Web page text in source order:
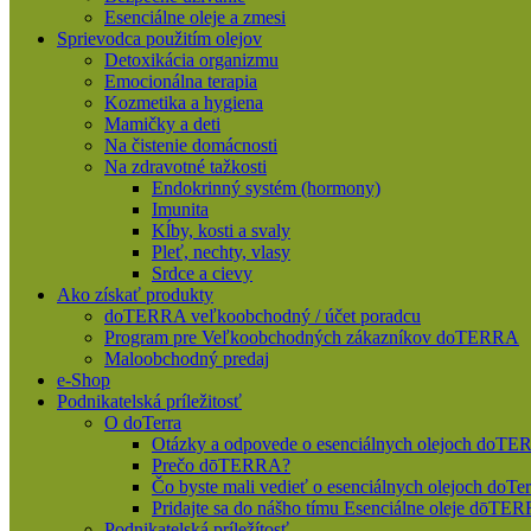
Esenciálne oleje a zmesi
Sprievodca použitím olejov
Detoxikácia organizmu
Emocionálna terapia
Kozmetika a hygiena
Mamičky a deti
Na čistenie domácnosti
Na zdravotné tažkosti
Endokrinný systém (hormony)
Imunita
Kĺby, kosti a svaly
Pleť, nechty, vlasy
Srdce a cievy
Ako získať produkty
doTERRA veľkoobchodný / účet poradcu
Program pre Veľkoobchodných zákazníkov doTERRA
Maloobchodný predaj
e-Shop
Podnikatelská príležitosť
O doTerra
Otázky a odpovede o esenciálnych olejoch
Prečo dōTERRA?
Čo byste mali vedieť o esenciálnych olejoch
Pridajte sa do nášho tímu Esenciálne oleje